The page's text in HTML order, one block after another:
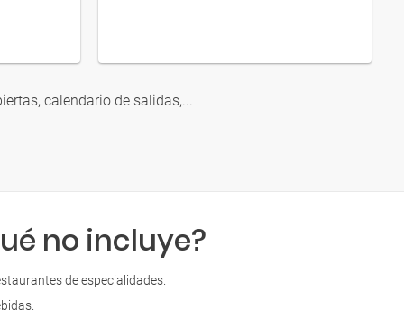
calendario de salidas,...
no incluye?
de especialidades.